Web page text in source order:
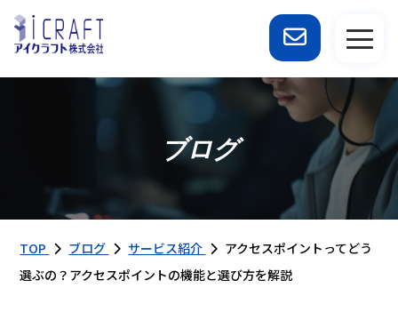
ブログ
TOP ブログ サービス紹介
アクセスポイントってどう
選ぶの？アクセスポイントの機能と選び方を解説